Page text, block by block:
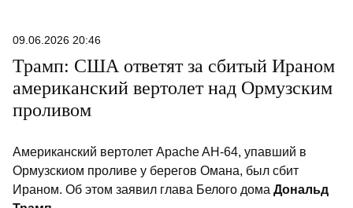
09.06.2026 20:46
Трамп: США ответят за сбитый Ираном
американский вертолет над Ормузским
проливом
Американский вертолет Apache AH-64, упавший в
Ормузскиом проливе у берегов Омана, был сбит
Ираном. Об этом заявил глава Белого дома Дональд